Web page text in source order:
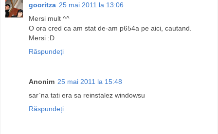
gooritza 25 mai 2011 la 13:06
Mersi mult ^^
O ora cred ca am stat de-am p654a pe aici, cautand.
Mersi :D
Răspundeți
Anonim 25 mai 2011 la 15:48
sar`na tati era sa reinstalez windowsu
Răspundeți